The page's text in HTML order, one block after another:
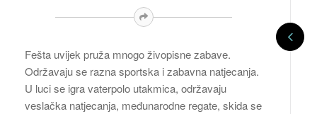
Fešta uvijek pruža mnogo živopisne zabave.
Održavaju se razna sportska i zabavna natjecanja.
U luci se igra vaterpolo utakmica, održavaju
veslačka natjecanja, međunarodne regate, skida se